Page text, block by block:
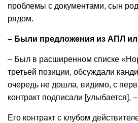
проблемы с документами, сын
рядом.
– Были предложения из АПЛ
– Был в расширенном списке
третьей позиции, обсуждали
очередь не дошла, видимо, с
контракт подписали [улыбается],
Его контракт с клубом